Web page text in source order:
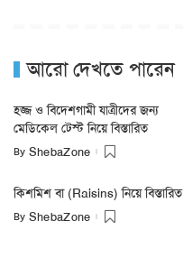
আরো দেখতে পারেন
হজ্জ ও বিদেশগামী যাত্রীদের জন্য
মেডিকেল টেস্ট নিয়ে বিস্তারিত
By ShebaZone
কিশমিশ বা (Raisins) নিয়ে বিস্তারিত
By ShebaZone